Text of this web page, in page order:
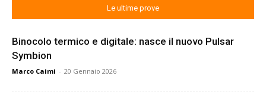
Le ultime prove
Binocolo termico e digitale: nasce il nuovo Pulsar
Symbion
Marco Caimi - 20 Gennaio 2026